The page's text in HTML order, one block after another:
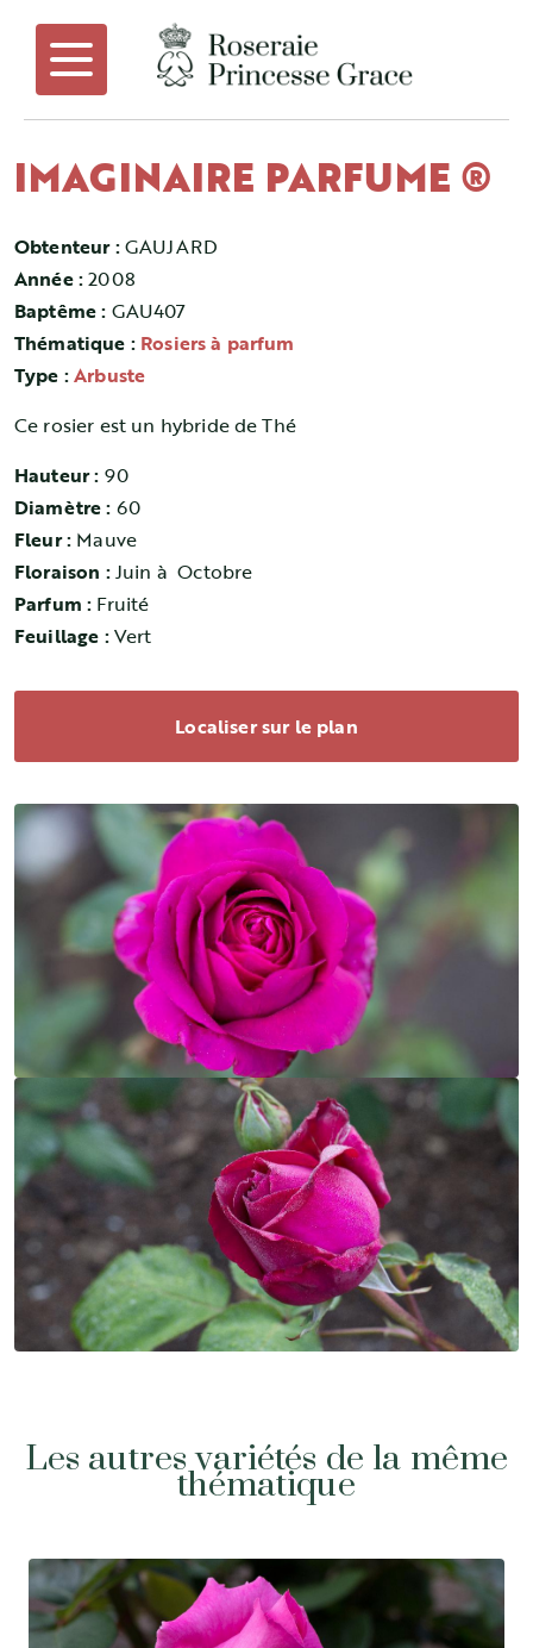
IMAGINAIRE PARFUME ®
Obtenteur :GAUJARD
Année :2008
Baptême : GAU407
Thématique : Rosiers à parfum
Type :Arbuste
Ce rosier est un hybride de Thé
Hauteur : 90
Diamètre : 60
Fleur : Mauve
Floraison :Juin à Octobre
Parfum : Fruité
Feuillage :Vert
Localiser sur le plan
Les autres variétés de la même
thématique